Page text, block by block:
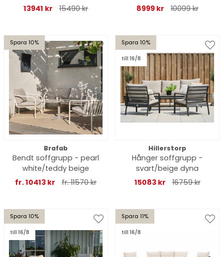
13941 kr
15490 kr
8999 kr
10099 kr
Spara 10%
Brafab
Bendt soffgrupp - pearl
white/teddy beige
fr. 10413 kr
fr. 11570 kr
Spara 10%
till 16/8
Hillerstorp
Hånger soffgrupp -
svart/beige dyna
15083 kr
16759 kr
Spara 10%
till 16/8
Spara 11%
till 16/8